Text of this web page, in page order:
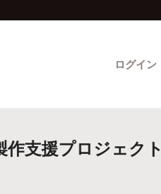
ログイン
ジェクト
作支援プロジェクト